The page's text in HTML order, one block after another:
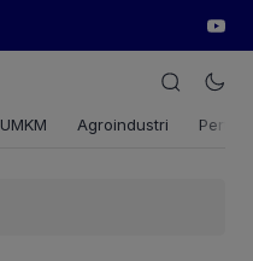
UMKM Agroindustri